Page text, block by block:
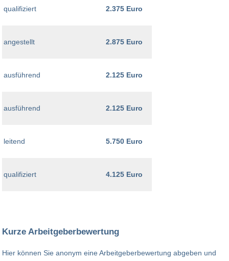
qualifiziert 2.375 Euro
angestellt 2.875 Euro
ausführend 2.125 Euro
ausführend 2.125 Euro
leitend 5.750 Euro
qualifiziert 4.125 Euro
Kurze Arbeitgeberbewertung
Hier können Sie anonym eine Arbeitgeberbewertung abgeben und